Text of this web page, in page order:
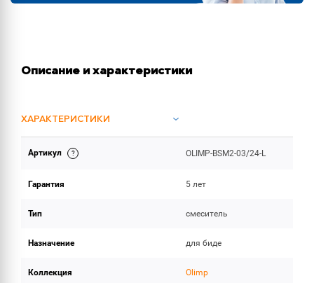
Описание и характеристики
ХАРАКТЕРИСТИКИ
ОБЪЕМ ПОСТАВКИ
Артикул OLIMP-BSM2-03/24-L
Гарантия 5 лет
Тип смеситель
Назначение для биде
Коллекция Olimp